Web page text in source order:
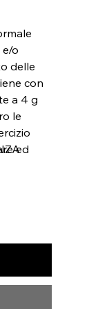
o
delle
con
a 4 g
le
ed